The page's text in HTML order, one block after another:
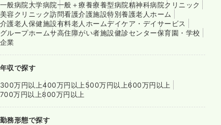
一般病院大学病院一般＋療養療養型病院精神科病院クリニック
美容クリニック訪問看護介護施設特別養護老人ホーム
介護老人保健施設有料老人ホームデイケア・デイサービス
グループホームサ高住障がい者施設健診センター保育園・学校
企業
年収で探す
300万円以上400万円以上 500万円以上600万円以上
700万円以上800万円以上
勤務形態で探す